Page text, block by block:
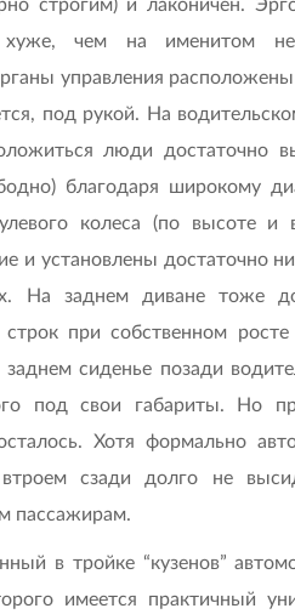
строгим) и лаконичен.
хуже, чем на именитом
управления
под рукой. На
люди достаточно
благодаря широкому
колеса (по высоте и
и установлены достаточно
На заднем диване тоже
при собственном
сиденье позади
под свои габариты. Но
Хотя формально
втроем сзади долго не
пассажирам.
в тройке “кузенов”
имеется практичный